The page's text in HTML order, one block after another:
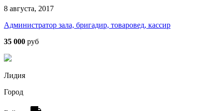
8 августа, 2017
Администратор зала, бригадир, товаровед, кассир
35 000 руб
Лидия
Город